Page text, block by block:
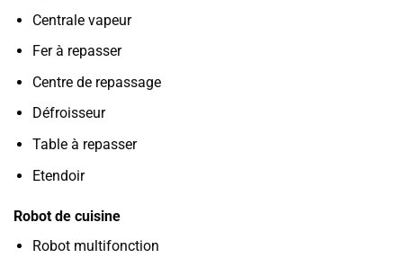
Centrale vapeur
Fer à repasser
Centre de repassage
Défroisseur
Table à repasser
Etendoir
Robot de cuisine
Robot multifonction